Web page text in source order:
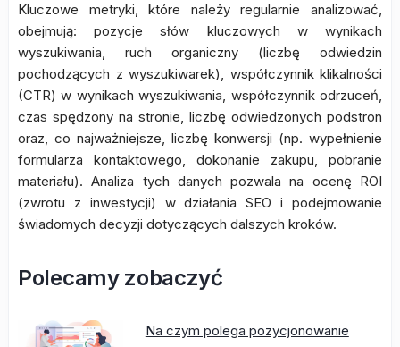
Kluczowe metryki, które należy regularnie analizować,
obejmują: pozycje słów kluczowych w wynikach
wyszukiwania, ruch organiczny (liczbę odwiedzin
pochodzących z wyszukiwarek), współczynnik klikalności
(CTR) w wynikach wyszukiwania, współczynnik odrzuceń,
czas spędzony na stronie, liczbę odwiedzonych podstron
oraz, co najważniejsze, liczbę konwersji (np. wypełnienie
formularza kontaktowego, dokonanie zakupu, pobranie
materiału). Analiza tych danych pozwala na ocenę ROI
(zwrotu z inwestycji) w działania SEO i podejmowanie
świadomych decyzji dotyczących dalszych kroków.
Polecamy zobaczyć
Na czym polega pozycjonowanie